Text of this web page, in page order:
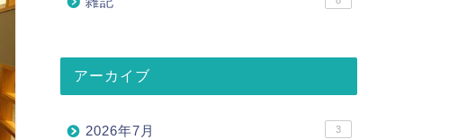
アーカイブ
2026年7月 3